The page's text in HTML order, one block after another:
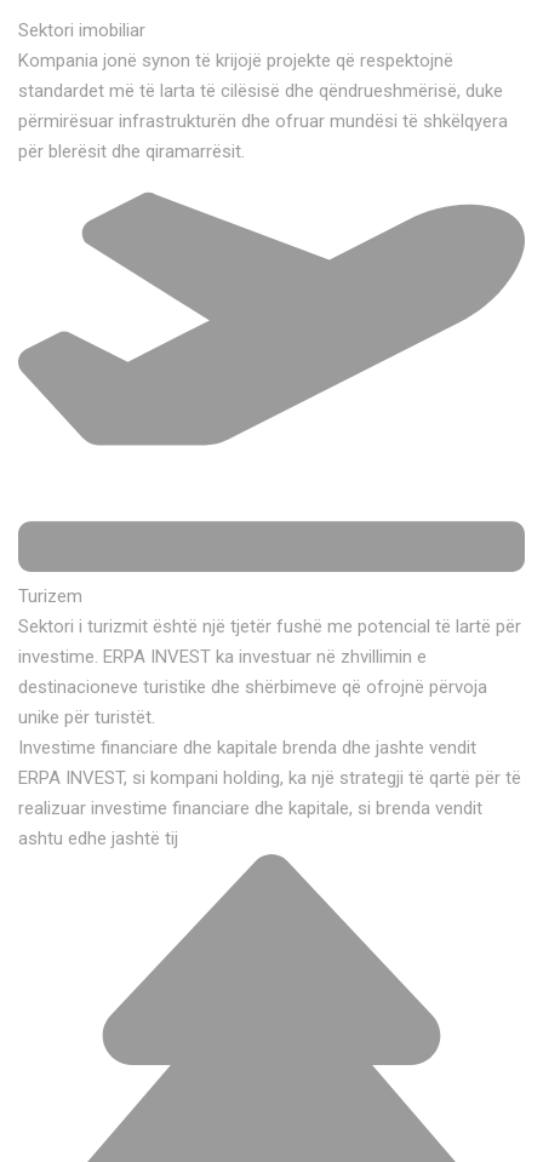
Sektori imobiliar
Kompania jonë synon të krijojë projekte që respektojnë
standardet më të larta të cilësisë dhe qëndrueshmërisë, duke
përmirësuar infrastrukturën dhe ofruar mundësi të shkëlqyera
për blerësit dhe qiramarrësit.
Turizem
Sektori i turizmit është një tjetër fushë me potencial të lartë për
investime. ERPA INVEST ka investuar në zhvillimin e
destinacioneve turistike dhe shërbimeve që ofrojnë përvoja
unike për turistët.
Investime financiare dhe kapitale brenda dhe jashte vendit
ERPA INVEST, si kompani holding, ka një strategji të qartë për të
realizuar investime financiare dhe kapitale, si brenda vendit
ashtu edhe jashtë tij